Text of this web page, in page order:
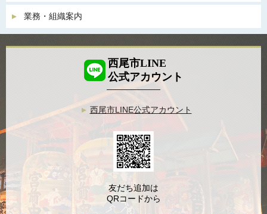
業務・組織案内
西尾市LINE
公式アカウント
西尾市LINE公式アカウント
友だち追加は
QRコードから